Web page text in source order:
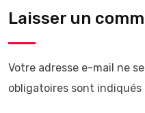
Laisser un
Votre adresse e-mail ne
obligatoires sont indiqués